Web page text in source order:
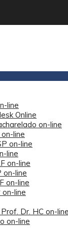
line
Online
on-line
line
on-line
line
on-line
on-line
on-line
line
Dr. HC on-
on-line